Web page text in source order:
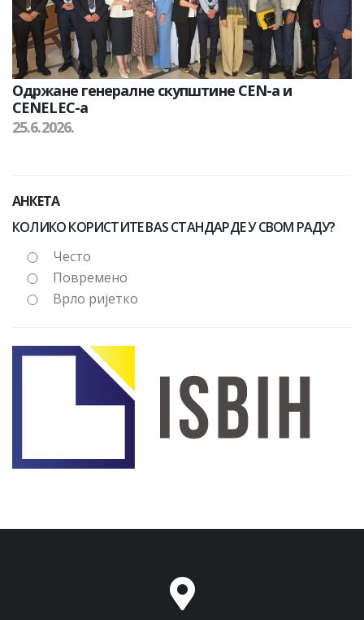
Одржане генералне скупштине CEN-а и
CENELEC-а
25.6.2026.
АНКЕТА
КОЛИКО КОРИСТИТЕ BAS СТАНДАРДЕ У СВОМ РАДУ?
Често
Повремено
Врло ријетко